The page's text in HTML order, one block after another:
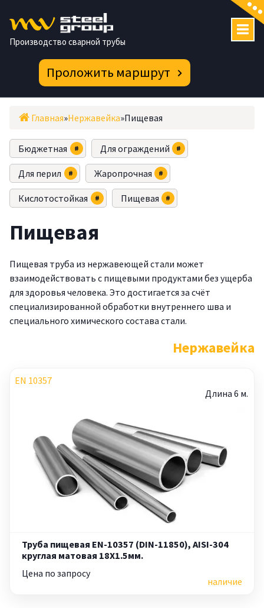
Производство сварной трубы
Проложить маршрут
Главная»Нержавейка»Пищевая
Бюджетная Для ограждений
Для перил Жаропрочная
Кислотостойкая Пищевая
Пищевая
Пищевая труба из нержавеющей стали может
взаимодействовать с пищевыми продуктами без ущерба
для здоровья человека. Это достигается за счёт
специализированной обработки внутреннего шва и
специального химического состава стали.
Нержавейка
EN 10357
Длина 6 м.
Труба пищевая EN-10357 (DIN-11850), AISI-304
круглая матовая 18X1.5мм.
Цена по запросу
наличие